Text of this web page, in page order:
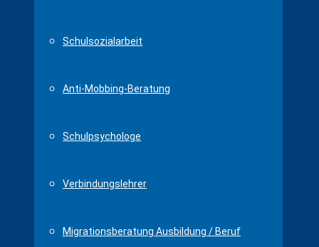
Schulsozialarbeit
Anti-Mobbing-Beratung
Schulpsychologe
Verbindungslehrer
Migrationsberatung Ausbildung / Beruf